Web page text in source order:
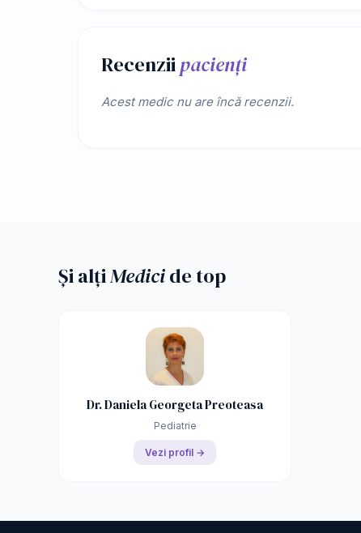
Recenziipacienți
Acest medic nu are încă recenzii.
Și alțiMedicide top
Dr. Daniela Georgeta Preoteasa
Pediatrie
Vezi profil →